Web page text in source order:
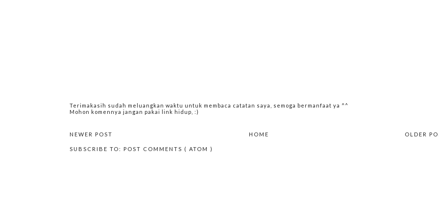
Terimakasih sudah meluangkan waktu untuk membaca catatan saya, semoga bermanfaat ya ^^
Mohon komennya jangan pakai link hidup, :)
NEWER POST OLDER
HOME
SUBSCRIBE TO: POST COMMENTS ( ATOM )